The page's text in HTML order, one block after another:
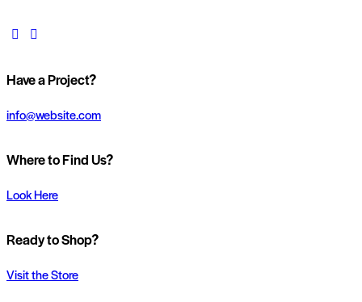
Have a Project?
info@website.com
Where to Find Us?
Look Here
Ready to Shop?
Visit the Store